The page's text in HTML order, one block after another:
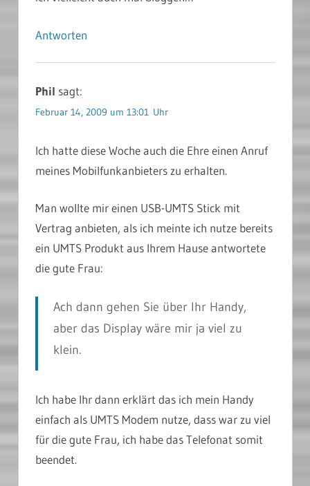
Antworten
Phil sagt:
Februar 14, 2009 um 13:01 Uhr
Ich hatte diese Woche auch die Ehre einen Anruf
meines Mobilfunkanbieters zu erhalten.
Man wollte mir einen USB-UMTS Stick mit
Vertrag anbieten, als ich meinte ich nutze bereits
ein UMTS Produkt aus Ihrem Hause antwortete
die gute Frau:
Ach dann gehen Sie über Ihr Handy,
aber das Display wäre mir ja viel zu
klein.
Ich habe Ihr dann erklärt das ich mein Handy
einfach als UMTS Modem nutze, dass war zu viel
für die gute Frau, ich habe das Telefonat somit
beendet.